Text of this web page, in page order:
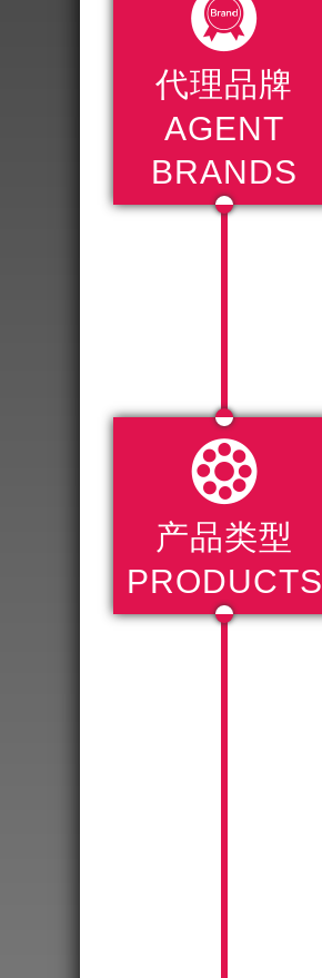

代理品牌
AGENT
BRANDS

产品类型
PRODUCTS